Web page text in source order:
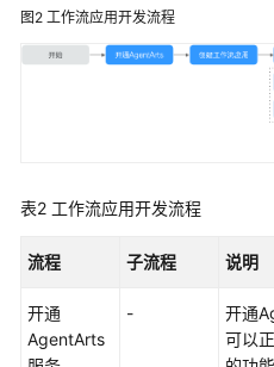
评
估
及
权
图2 工作流应用开发流程
表2 工作流应用开发流程
流程 子流程 说明
开通
AgentArts
-
开通
可以